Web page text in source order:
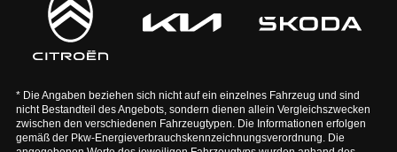
* Die Angaben beziehen sich nicht auf ein einzelnes Fahrzeug und sind
nicht Bestandteil des Angebots, sondern dienen allein Vergleichszwecken
zwischen den verschiedenen Fahrzeugtypen. Die Informationen erfolgen
gemäß der Pkw-Energieverbrauchskennzeichnungsverordnung. Die